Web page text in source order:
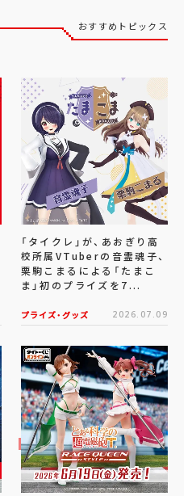
おすすめトピックス
「タイクレ」が、あおぎり高
校所属VTuberの音霊魂子、
栗駒こまるによる「たまこ
ま」初のプライズを7...
プライズ・グッズ 2026.07.09